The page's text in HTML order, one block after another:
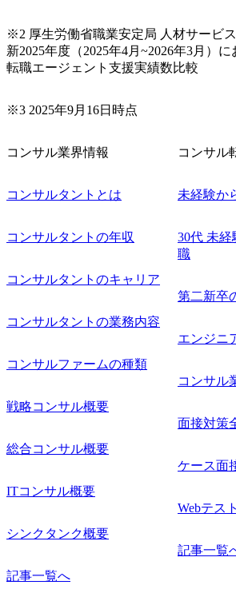
※2 厚生労働省職業安定局 人材サービ
新2025年度（2025年4月~2026年3月）
転職エージェント支援実績数比較
※3 2025年9月16日時点
コンサル業界情報
コンサルタントとは
コンサルタントの年収
コンサルタントのキャリア
コンサルタントの業務内容
コンサルファームの種類
戦略コンサル概要
総合コンサル概要
ITコンサル概要
シンクタンク概要
記事一覧へ
コンサル
未経験か
30代 未
職
第二新卒
エンジニ
コンサル
面接対策
ケース面
Webテス
記事一覧